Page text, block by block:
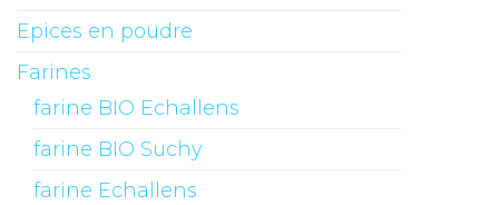
Epices en poudre
Farines
farine BIO Echallens
farine BIO Suchy
farine Echallens